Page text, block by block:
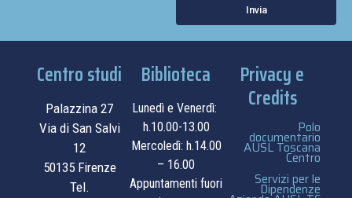
Invia
Centro studi
Palazzina 27
Via di San Salvi
12
50135 Firenze
Tel.
Biblioteca
Lunedì e Venerdì:
h.10.00-13.00
Mercoledì: h.14.00
– 16.00
Appuntamenti fuori
Privacy e
Credits
Polo
documentario
AUSL Toscana
Centro
Servizi per le
Dipendenze